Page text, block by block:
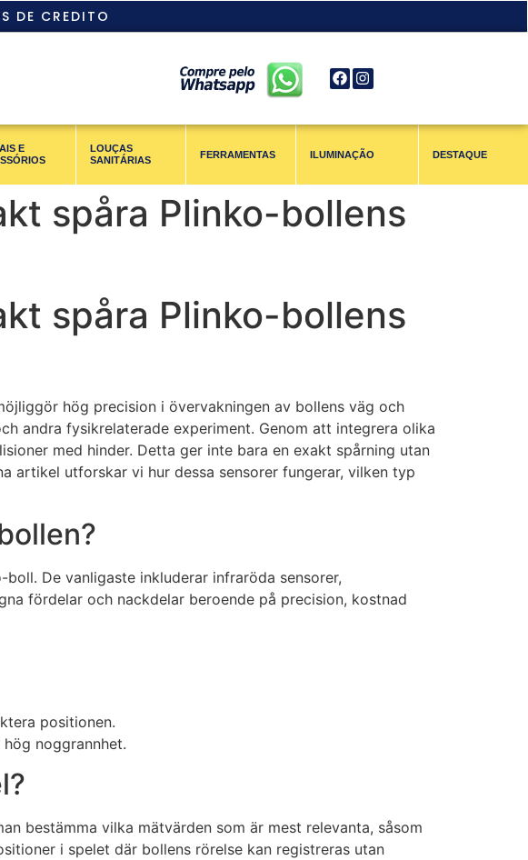
DE CREDITO
E
LOUÇAS
SANITÁRIAS
FERRAMENTAS ILUMINAÇÃO DESTAQUE
spåra Plinko-bollens
spåra Plinko-bollens
hög precision i övervakningen av bollens väg och
andra fysikrelaterade experiment. Genom att integrera olika
med hinder. Detta ger inte bara en exakt spårning utan
artikel utforskar vi hur dessa sensorer fungerar, vilken typ
De vanligaste inkluderar infraröda sensorer,
fördelar och nackdelar beroende på precision, kostnad
positionen.
noggrannhet.
bestämma vilka mätvärden som är mest relevanta, såsom
i spelet där bollens rörelse kan registreras utan